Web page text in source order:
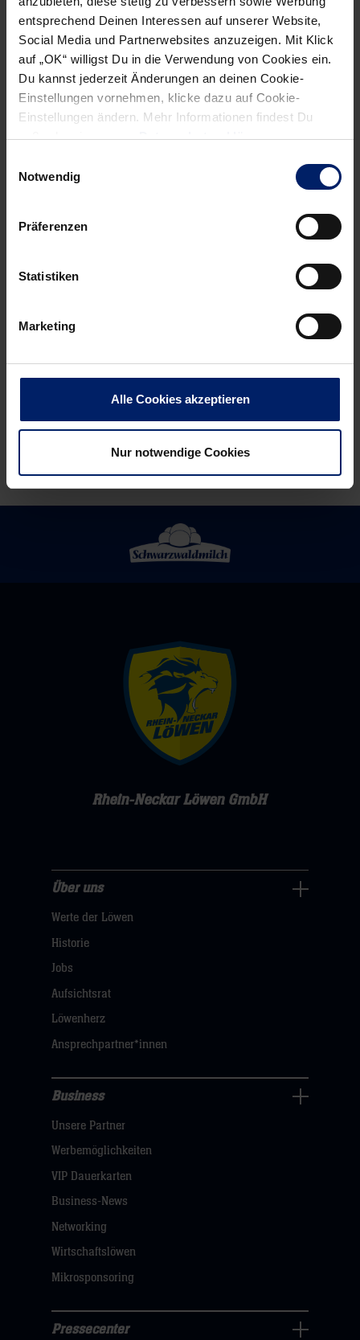
entsprechend Deinen Interessen auf unserer Website,
Social Media und Partnerwebsites anzuzeigen. Mit Klick
auf „OK“ willigst Du in die Verwendung von Cookies ein.
Du kannst jederzeit Änderungen an deinen Cookie-
Einstellungen vornehmen, klicke dazu auf Cookie-
Einstellungen ändern. Mehr Informationen findest Du
außerdem in unsererDatenschutzerklärung.
Notwendig
Präferenzen
Statistiken
Marketing
Alle Cookies akzeptieren
Nur notwendige Cookies
Wenn du per E-Mail über Aktuelles aus der Löwenwelt
informiert werden willst, kannst du den Rhein-Neckar Löwen
Newsletterhier abonnieren.
navigation
die
jetzt
brauchen
Spieler
glücklich
Rhein-Neckar Löwen GmbH
uns
Navigation
öffnen,
hier
Über uns
Werte der Löwen
Historie
Jobs
Aufsichtsrat
Löwenherz
Ansprechpartner*innen
Navigation
öffnen,
dann
klicken
Business
Unsere Partner
Werbemöglichkeiten
VIP Dauerkarten
Business-News
Networking
Wirtschaftslöwen
Mikrosponsoring
Pressecenter